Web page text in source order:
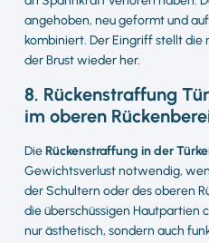
angehoben, neu geformt und
kombiniert. Der Eingriff stellt die
der Brust wieder her.
8. Rückenstraffung
im oberen
DieRückenstraffung in der
Gewichtsverlust notwendig,
der Schultern oder des oberen
die überschüssigen Hautpartien
nur ästhetisch, sondern auch